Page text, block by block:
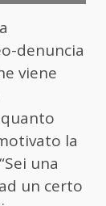
denuncia
viene
la
una
un certo